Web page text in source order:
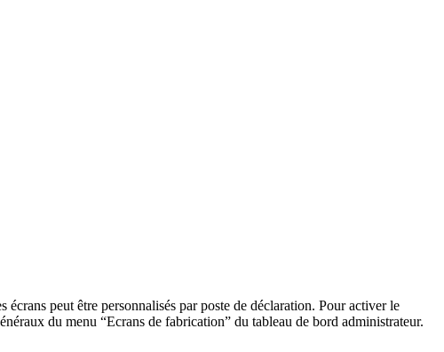
peut être personnalisés par poste de déclaration. Pour activer le
du menu “Ecrans de fabrication” du tableau de bord administrateur.